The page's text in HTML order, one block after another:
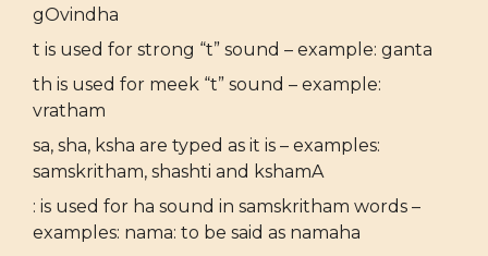
gOvindha
t is used for strong “t” sound – example: ganta
th is used for meek “t” sound – example:
vratham
sa, sha, ksha are typed as it is – examples:
samskritham, shashti and kshamA
: is used for ha sound in samskritham words –
examples: nama: to be said as namaha